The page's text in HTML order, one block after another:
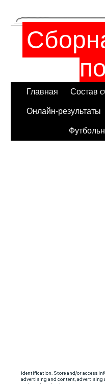
Главная Состав
Онлайн-результаты